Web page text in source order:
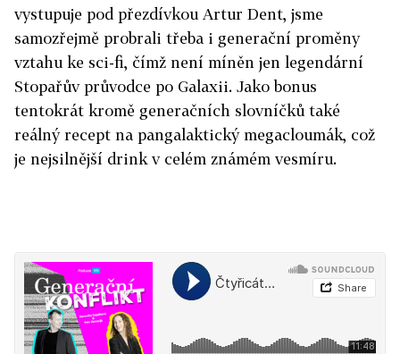
vystupuje pod přezdívkou Artur Dent, jsme
samozřejmě probrali třeba i generační proměny
vztahu ke sci-fi, čímž není míněn jen legendární
Stopařův průvodce po Galaxii. Jako bonus
tentokrát kromě generačních slovníčků také
reálný recept na pangalaktický megacloumák, což
je nejsilnější drink v celém známém vesmíru.